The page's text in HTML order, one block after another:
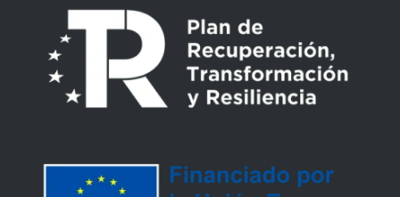
Declaración de Accesibilidad
Política de cookies (UE)